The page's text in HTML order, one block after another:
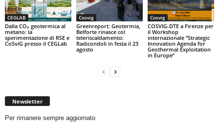
CEGLAB
Dalla CO₂ geotermica al
metano: la
sperimentazione di RSE e
CoSviG presso il CEGLab
Cosvig
Greenreport: Geotermia,
Belforte rinasce col
teleriscaldamento:
Radicondoli in festa il 23
agosto
Cosvig
COSVIG-DTE a Firenze per
il Workshop
internazionale “Strategic
Innovation Agenda for
Geothermal Exploitation
in Europe”
Newsletter
Per rimanere sempre aggiornato